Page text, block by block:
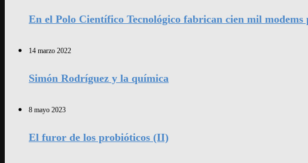
En el Polo Científico Tecnológico fabrican cien mil modems
14 marzo 2022
Simón Rodríguez y la química
8 mayo 2023
El furor de los probióticos (II)